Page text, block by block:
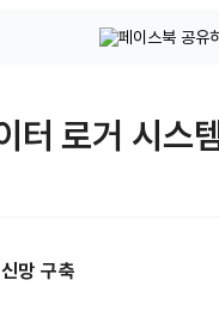
터 로거 시스
망 구축